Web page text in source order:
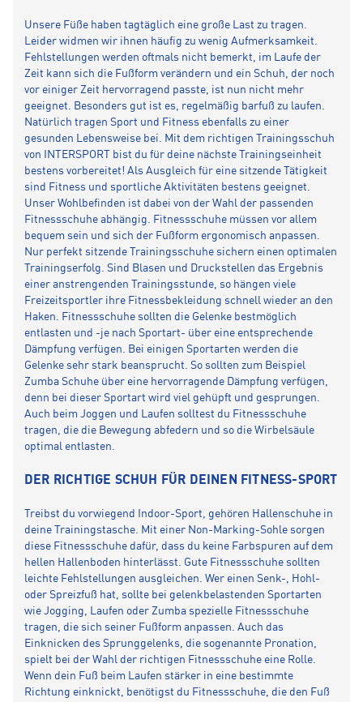
Unsere Füße haben tagtäglich eine große Last zu tragen.
Leider widmen wir ihnen häufig zu wenig Aufmerksamkeit.
Fehlstellungen werden oftmals nicht bemerkt, im Laufe der
Zeit kann sich die Fußform verändern und ein Schuh, der noch
vor einiger Zeit hervorragend passte, ist nun nicht mehr
geeignet. Besonders gut ist es, regelmäßig barfuß zu laufen.
Natürlich tragen Sport und Fitness ebenfalls zu einer
gesunden Lebensweise bei. Mit dem richtigen Trainingsschuh
von INTERSPORT bist du für deine nächste Trainingseinheit
bestens vorbereitet! Als Ausgleich für eine sitzende Tätigkeit
sind Fitness und sportliche Aktivitäten bestens geeignet.
Unser Wohlbefinden ist dabei von der Wahl der passenden
Fitnessschuhe abhängig. Fitnessschuhe müssen vor allem
bequem sein und sich der Fußform ergonomisch anpassen.
Nur perfekt sitzende Trainingsschuhe sichern einen optimalen
Trainingserfolg. Sind Blasen und Druckstellen das Ergebnis
einer anstrengenden Trainingsstunde, so hängen viele
Freizeitsportler ihre Fitnessbekleidung schnell wieder an den
Haken. Fitnessschuhe sollten die Gelenke bestmöglich
entlasten und -je nach Sportart- über eine entsprechende
Dämpfung verfügen. Bei einigen Sportarten werden die
Gelenke sehr stark beansprucht. So sollten zum Beispiel
Zumba Schuhe über eine hervorragende Dämpfung verfügen,
denn bei dieser Sportart wird viel gehüpft und gesprungen.
Auch beim Joggen und Laufen solltest du Fitnessschuhe
tragen, die die Bewegung abfedern und so die Wirbelsäule
optimal entlasten.
DER RICHTIGE SCHUH FÜR DEINEN FITNESS-SPORT
Treibst du vorwiegend Indoor-Sport, gehören Hallenschuhe in
deine Trainingstasche. Mit einer Non-Marking-Sohle sorgen
diese Fitnessschuhe dafür, dass du keine Farbspuren auf dem
hellen Hallenboden hinterlässt. Gute Fitnessschuhe sollten
leichte Fehlstellungen ausgleichen. Wer einen Senk-, Hohl-
oder Spreizfuß hat, sollte bei gelenkbelastenden Sportarten
wie Jogging, Laufen oder Zumba spezielle Fitnessschuhe
tragen, die sich seiner Fußform anpassen. Auch das
Einknicken des Sprunggelenks, die sogenannte Pronation,
spielt bei der Wahl der richtigen Fitnessschuhe eine Rolle.
Wenn dein Fuß beim Laufen stärker in eine bestimmte
Richtung einknickt, benötigst du Fitnessschuhe, die den Fuß